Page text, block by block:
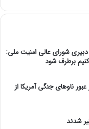
دبیری شورای عالی امنیت ملی:
برطرف شود
ناوهای جنگی آمریکا از